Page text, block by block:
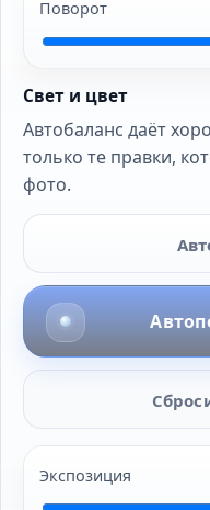
Поворот
Свет и цвет
Автобаланс даёт
только те правки,
фото.
Экспозиция